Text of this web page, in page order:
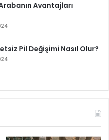
Avantajları
Pil Değişimi Nasıl Olur?